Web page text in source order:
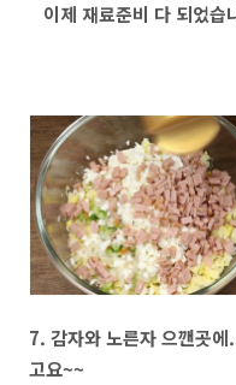
이제 재료준비 다 되었습
7. 감자와 노른자 으깬곳
고요~~